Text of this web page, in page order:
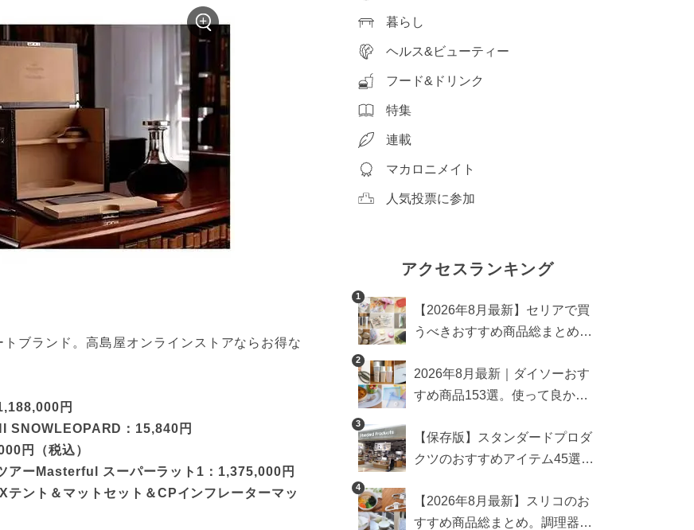
ブランド。高島屋オンラインストアならお得な
円
SNOWLEOPARD：15,840円
円（税込）
アーMasterful スーパーラット1：1,375,000円
テント＆マットセット＆CPインフレーターマッ
暮らし
ヘルス&ビューティー
フード&ドリンク
特集
連載
マカロニメイト
人気投票に参加
アクセスランキング
1
【2026年8月最新】セリアで買
うべきおすすめ商品総まとめ。
2
2026年8月最新｜ダイソーおす
すめ商品153選。使って良かっ
3
【保存版】スタンダードプロダ
クツのおすすめアイテム45選。
4
【2026年8月最新】スリコのお
すすめ商品総まとめ。調理器具